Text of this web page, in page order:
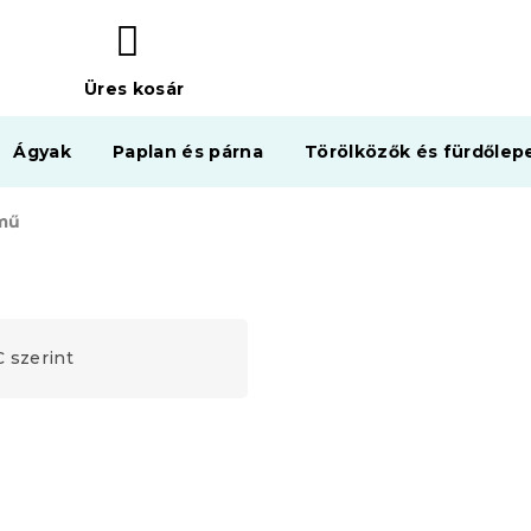
KOSÁR
Üres kosár
Ágyak Paplan és párna Törölközők és
szerint